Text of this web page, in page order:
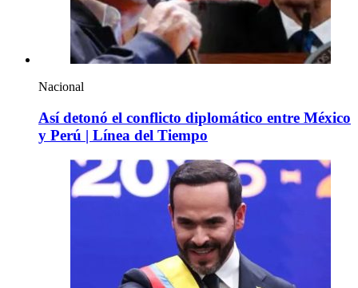
Nacional
Así detonó el conflicto diplomático entre México
y Perú | Línea del Tiempo